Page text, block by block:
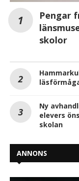
Pengar
skolor
Ny
elevers
skolan
ANNONS